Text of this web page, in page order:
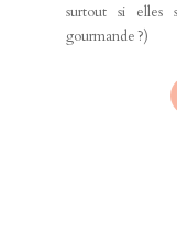
surtout si elles
gourmande ?)